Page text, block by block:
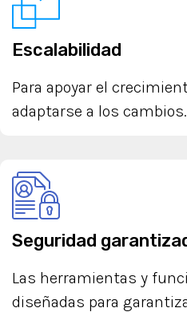
Escalabilidad
Para apoyar el
adaptarse a los cambios.
Seguridad
Las herramientas y
diseñadas para